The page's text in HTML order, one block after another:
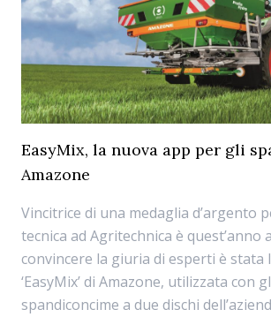
EasyMix, la nuova app per gli
Amazone
Vincitrice di una medaglia d’argento
tecnica ad Agritechnica è quest’anno
convincere la giuria di esperti è stata
‘EasyMix’ di Amazone, utilizzata con
spandiconcime a due dischi